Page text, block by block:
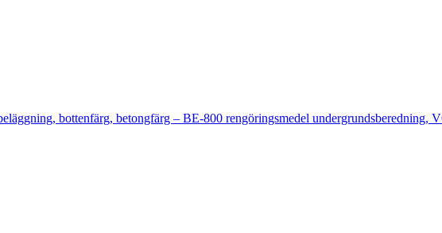
bottenfärg, betongfärg – BE-800 rengöringsmedel undergrundsberedning,